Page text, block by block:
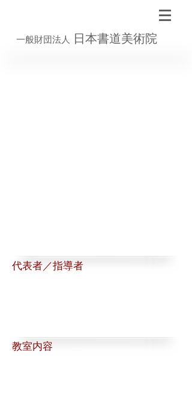
一般財団法人 日本書道美術院
代表者／指導者
​教室内容